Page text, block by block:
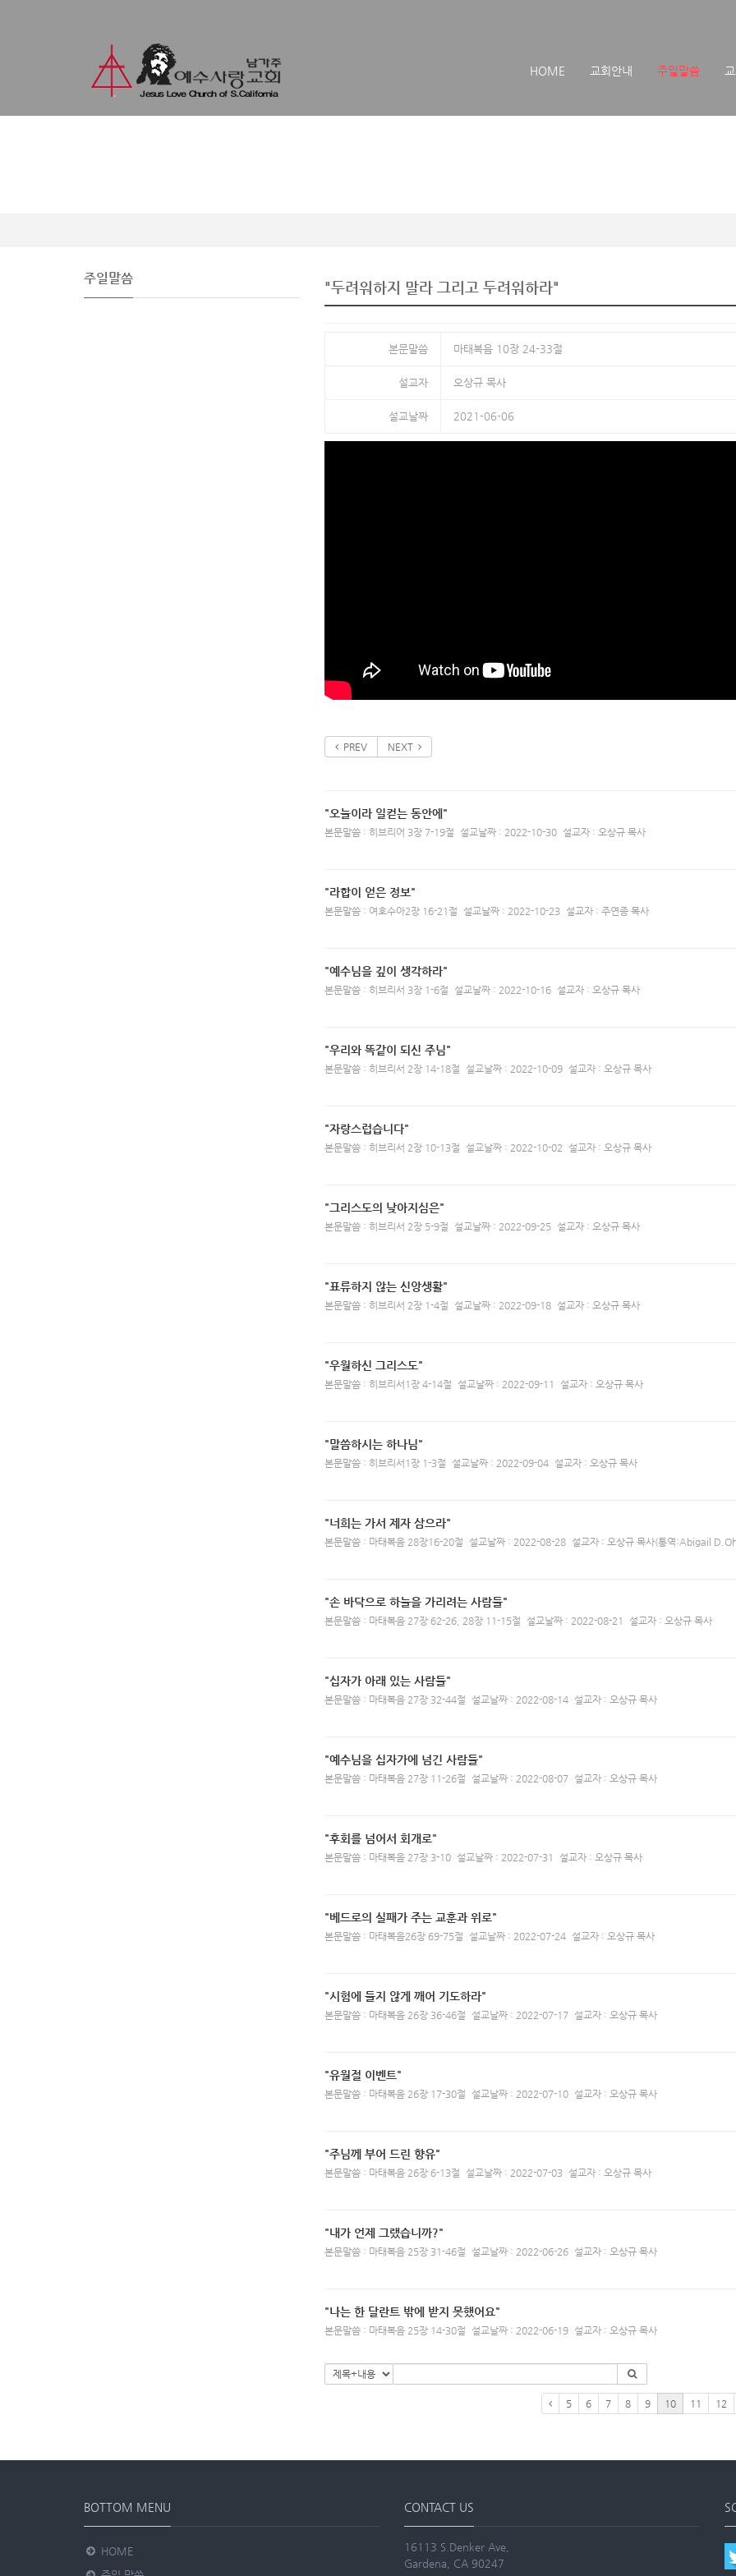
HOME 교회안내 주일말씀
주일말씀
"두려워하지 말라 그리고 두려워하라"
본문말씀 마태복음 10장 24-33절
설교자 오상규 목사
설교날짜 2021-06-06
PREV NEXT
"오늘이라 일컫는 동안에"
본문말씀 : 히브리어 3장 7-19절 설교날짜 : 2022-10-30 설교자 : 오상규 목사
"라합이 얻은 정보"
본문말씀 : 여호수아2장 16-21절 설교날짜 : 2022-10-23 설교자 : 주연종 목사
"예수님을 깊이 생각하라"
본문말씀 : 히브리서 3장 1-6절 설교날짜 : 2022-10-16 설교자 : 오상규 목사
"우리와 똑같이 되신 주님"
본문말씀 : 히브리서 2장 14-18절 설교날짜 : 2022-10-09 설교자 : 오상규 목사
"자랑스럽습니다"
본문말씀 : 히브리서 2장 10-13절 설교날짜 : 2022-10-02 설교자 : 오상규 목사
"그리스도의 낮아지심은"
본문말씀 : 히브리서 2장 5-9절 설교날짜 : 2022-09-25 설교자 : 오상규 목사
"표류하지 않는 신앙생활"
본문말씀 : 히브리서 2장 1-4절 설교날짜 : 2022-09-18 설교자 : 오상규 목사
"우월하신 그리스도"
본문말씀 : 히브리서1장 4-14절 설교날짜 : 2022-09-11 설교자 : 오상규 목사
"말씀하시는 하나님"
본문말씀 : 히브리서1장 1-3절 설교날짜 : 2022-09-04 설교자 : 오상규 목사
"너희는 가서 제자 삼으라"
본문말씀 : 마태복음 28장16-20절 설교날짜 : 2022-08-28 설교자 : 오상규 목사(통역:Abigail
"손 바닥으로 하늘을 가리려는 사람들"
본문말씀 : 마태복음 27장 62-26, 28장 11-15절 설교날짜 : 2022-08-21 설교자 : 오상규 목사
"십자가 아래 있는 사람들"
본문말씀 : 마태복음 27장 32-44절 설교날짜 : 2022-08-14 설교자 : 오상규 목사
"예수님을 십자가에 넘긴 사람들"
본문말씀 : 마태복음 27장 11-26절 설교날짜 : 2022-08-07 설교자 : 오상규 목사
"후회를 넘어서 회개로"
본문말씀 : 마태복음 27장 3-10 설교날짜 : 2022-07-31 설교자 : 오상규 목사
"베드로의 실패가 주는 교훈과 위로"
본문말씀 : 마태복음26장 69-75절 설교날짜 : 2022-07-24 설교자 : 오상규 목사
"시험에 들지 않게 깨어 기도하라"
본문말씀 : 마태복음 26장 36-46절 설교날짜 : 2022-07-17 설교자 : 오상규 목사
"유월절 이벤트"
본문말씀 : 마태복음 26장 17-30절 설교날짜 : 2022-07-10 설교자 : 오상규 목사
"주님께 부어 드린 향유"
본문말씀 : 마태복음 26장 6-13절 설교날짜 : 2022-07-03 설교자 : 오상규 목사
"내가 언제 그랬습니까?"
본문말씀 : 마태복음 25장 31-46절 설교날짜 : 2022-06-26 설교자 : 오상규 목사
"나는 한 달란트 밖에 받지 못했어요"
본문말씀 : 마태복음 25장 14-30절 설교날짜 : 2022-06-19 설교자 : 오상규 목사
5 6 7 8 9 10 11 12
BOTTOM MENU
HOME
CONTACT US
16113 S.Denker Ave,
Gardena, CA 90247